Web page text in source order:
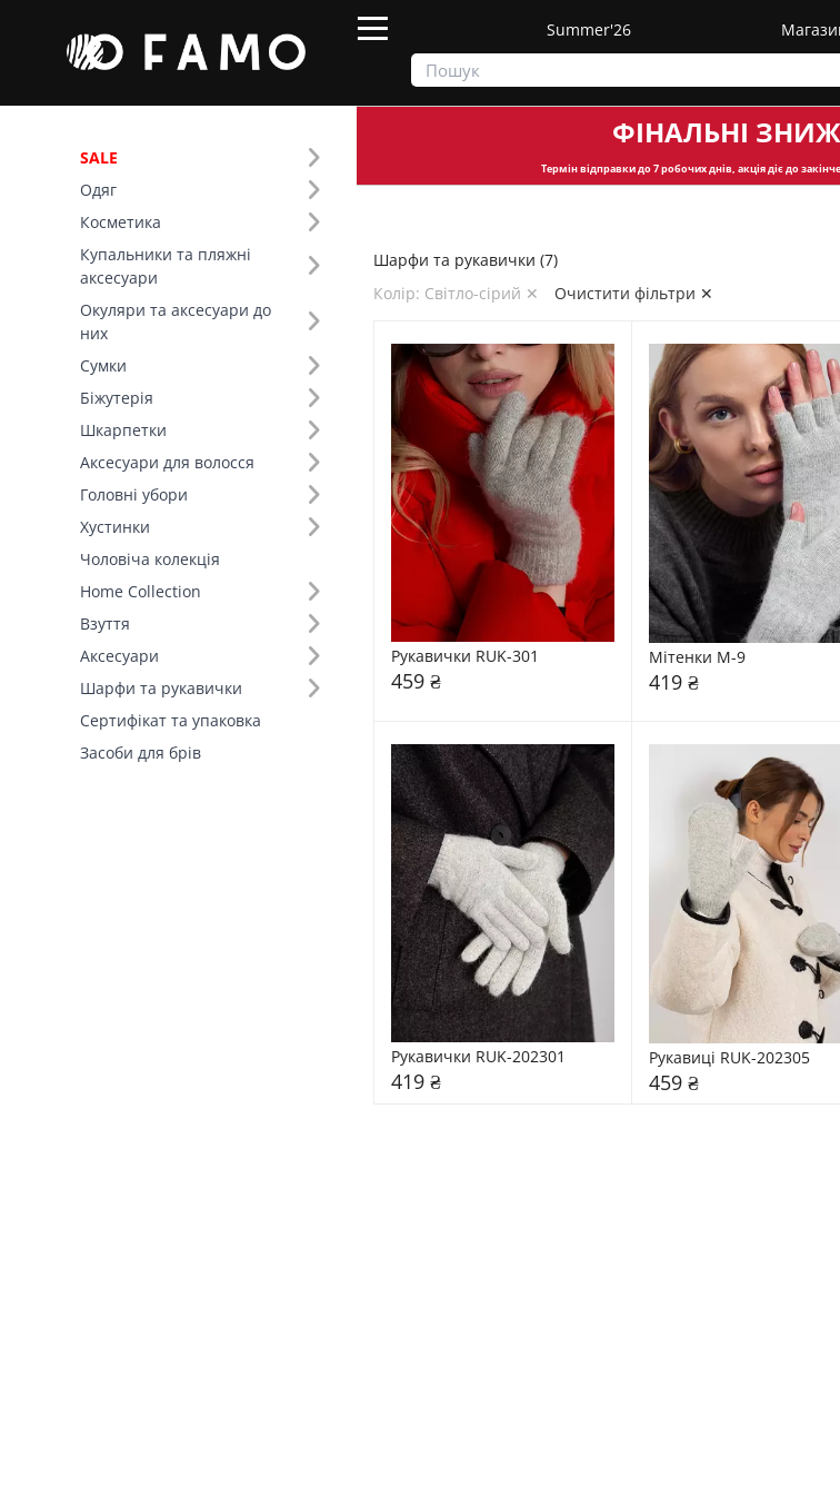
Summer'26
SALE
Одяг
Косметика
Купальники та пляжні
аксесуари
Окуляри та аксесуари до
них
Сумки
Біжутерія
Шкарпетки
Аксесуари для волосся
Головні убори
Хустинки
Чоловіча колекція
Home Collection
Взуття
Аксесуари
Шарфи та рукавички
Сертифікат та упаковка
Засоби для брів
ФІНАЛЬНІ
Термін відправкидо 7 робочих днів, акція діє до
Фільтр
Ціна
Сезон (2)
Тип виробу (4)
Основний колір (1)
Колір (91)
Шарфи та рукавички (7)
Колір: Світло-сірий ✕
Очистити фільтри ✕
Рукавички RUK-301
459 ₴
Мітенки M-9
419 ₴
Рукавички RUK-202301
419 ₴
Рукавиці RUK-202305
459 ₴